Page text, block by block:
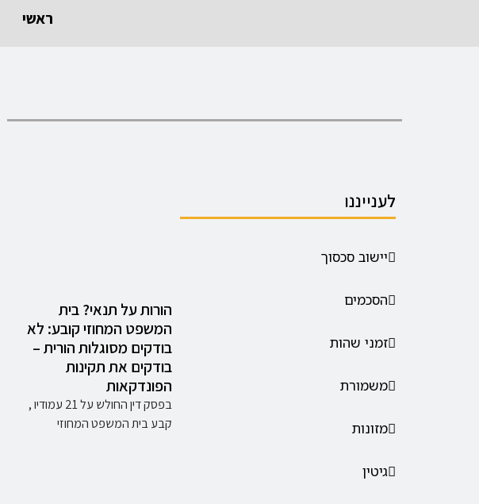
ראשי
לענייננו
יישוב סכסוך
הסכמים
זמני שהות
משמורת
מזונות
גיטין
הורות על תנאי? בית
המשפט המחוזי קובע: לא
בודקים מסוגלות הורית –
בודקים את תקינות
הפונדקאות
בפסק דין החולש על 21 עמודיו ,
קבע בית המשפט המחוזי